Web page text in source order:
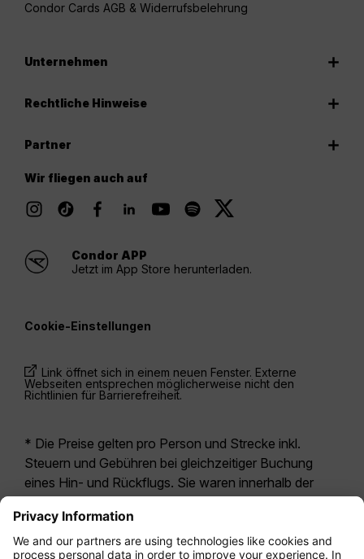
Condor Cards AGB & Widerrufsbelehrung
Unternehmen
Rechtliche Hinweise
Partner
Wir fliegen auch auf
Condor APP
Jetzt im App Store herunterladen.
Cookie-Einstellungen
Link öffnet sich in einem neuen Fenster. Externe
Webseiten entsprechen möglicherweise nicht den
Richtlinien für Barrierefreiheit.
* Die Preise gelten pro Person und Strecke inkl.
Steuern und Gebühren bei gleichzeitiger Buchung
eines Hin- und Rückflugs. Sie waren innerhalb der
möglicherweise nicht mehr aktuell. Bei den für die
Economy Class angegebenen Tarifen handelt es